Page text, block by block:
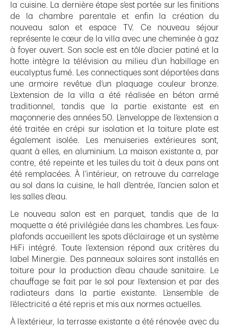
la cuisine. La dernière étape s’est portée sur les finitions
de la chambre parentale et enfin la création du
nouveau salon et espace TV. Ce nouveau séjour
représente le cœur de la villa avec une cheminée à gaz
à foyer ouvert. Son socle est en tôle d’acier patiné et la
hotte intègre la télévision au milieu d’un habillage en
eucalyptus fumé. Les connectiques sont déportées dans
une armoire revêtue d’un plaquage couleur bronze.
L’extension de la villa a été réalisée en béton armé
traditionnel, tandis que la partie existante est en
maçonnerie des années 50. L’enveloppe de l’extension a
été traitée en crépi sur isolation et la toiture plate est
également isolée. Les menuiseries extérieures sont,
quant à elles, en aluminium. La maison existante a, par
contre, été repeinte et les tuiles du toit à deux pans ont
été remplacées. À l’intérieur, on retrouve du carrelage
au sol dans la cuisine, le hall d’entrée, l’ancien salon et
les salles d’eau.
Le nouveau salon est en parquet, tandis que de la
moquette a été privilégiée dans les chambres. Les faux-
plafonds accueillent les spots d’éclairage et un système
HiFi intégré. Toute l’extension répond aux critères du
label Minergie. Des panneaux solaires sont installés en
toiture pour la production d’eau chaude sanitaire. Le
chauffage se fait par le sol pour l’extension et par des
radiateurs dans la partie existante. L’ensemble de
l’électricité a été repris et mis aux normes actuelles.
À l’extérieur, la terrasse existante a été rénovée avec du